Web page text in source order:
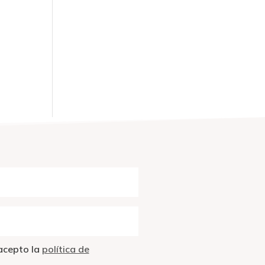
la política de